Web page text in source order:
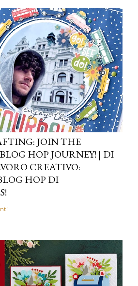
JOIN THE
HOP JOURNEY! | DI
CREATIVO:
HOP DI